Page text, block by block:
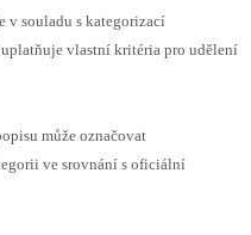
v souladu s kategorizací
vlastní kritéria pro udělení
může označovat
ve srovnání s oficiální